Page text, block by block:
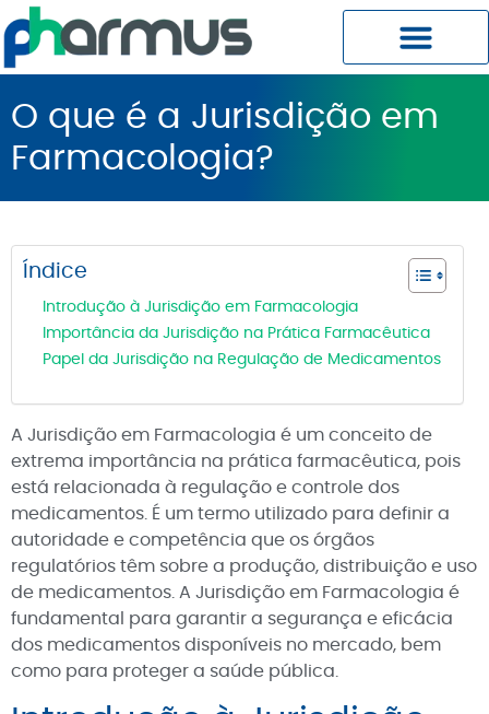
O que é a Jurisdição em
Farmacologia?
Índice
Introdução à Jurisdição em Farmacologia
Importância da Jurisdição na Prática Farmacêutica
Papel da Jurisdição na Regulação de Medicamentos
A Jurisdição em Farmacologia é um conceito de
extrema importância na prática farmacêutica, pois
está relacionada à regulação e controle dos
medicamentos. É um termo utilizado para definir a
autoridade e competência que os órgãos
regulatórios têm sobre a produção, distribuição e uso
de medicamentos. A Jurisdição em Farmacologia é
fundamental para garantir a segurança e eficácia
dos medicamentos disponíveis no mercado, bem
como para proteger a saúde pública.